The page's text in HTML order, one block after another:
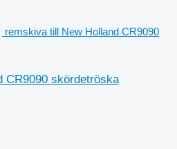
remskiva till New Holland CR9090
CR9090 skördetröska